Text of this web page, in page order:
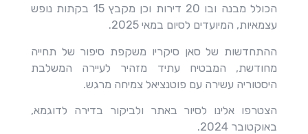
הכולל מבנה ובו 20 דירות וכן מקבץ 15 בקתות נופש
עצמאיות, המיועדים לסיום במאי 2025.
ההתחדשות של סאן סיקריו משקפת סיפור של תחייה
מחודשת, המבטיח עתיד מזהיר לעיירה המשלבת
היסטוריה עשירה עם פוטנציאל צמיחה מרגש.
הצטרפו אלינו לסיור באתר ולביקור בדירה לדוגמא,
באוקטובר 2024.